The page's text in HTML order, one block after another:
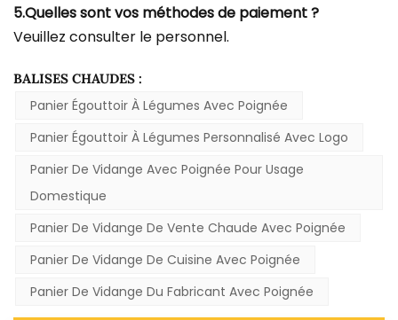
5.Quelles sont vos méthodes de paiement ?
Veuillez consulter le personnel.
BALISES CHAUDES :
Panier Égouttoir À Légumes Avec Poignée
Panier Égouttoir À Légumes Personnalisé Avec Logo
Panier De Vidange Avec Poignée Pour Usage
Domestique
Panier De Vidange De Vente Chaude Avec Poignée
Panier De Vidange De Cuisine Avec Poignée
Panier De Vidange Du Fabricant Avec Poignée